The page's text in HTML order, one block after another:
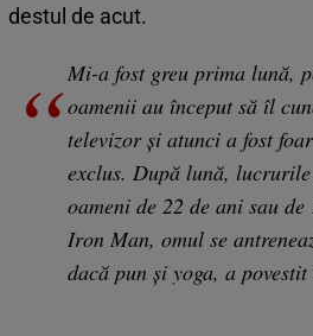
destul de acut.
Mi-a fost greu prima lună,
oamenii au început să îl
televizor și atunci a fost
exclus. După lună,
oameni de 22 de ani sau
Iron Man, omul se
dacă pun și yoga, a